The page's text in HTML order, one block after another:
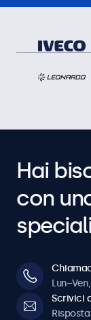
Hai
con
Scrivici